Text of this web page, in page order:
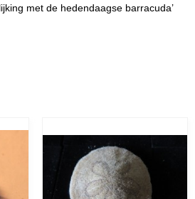
met de hedendaagse barracuda’